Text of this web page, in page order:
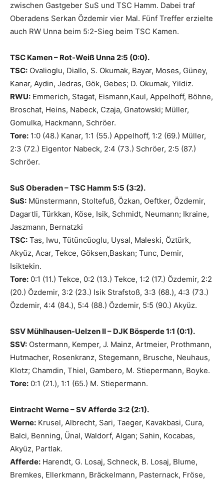
zwischen Gastgeber SuS und TSC Hamm. Dabei traf
Oberadens Serkan Özdemir vier Mal. Fünf Treffer erzielte
auch RW Unna beim 5:2-Sieg beim TSC Kamen.
TSC Kamen – Rot-Weiß Unna 2:5 (0:0).
TSC: Ovalioglu, Diallo, S. Okumak, Bayar, Moses, Güney,
Kanar, Aydin, Jedras, Gök, Gebes; D. Okumak, Yildiz.
RWU: Emmerich, Stagat, Eismann,Kaul, Appelhoff, Böhne,
Broschat, Heins, Nabeck, Czaja, Gnatowski; Müller,
Gomulka, Hackmann, Schröer.
Tore: 1:0 (48.) Kanar, 1:1 (55.) Appelhoff, 1:2 (69.) Müller,
2:3 (72.) Eigentor Nabeck, 2:4 (73.) Schröer, 2:5 (87.)
Schröer.
SuS Oberaden – TSC Hamm 5:5 (3:2).
SuS: Münstermann, Stoltefuß, Özkan, Oeftker, Özdemir,
Dagartli, Türkkan, Köse, Isik, Schmidt, Neumann; Ikraine,
Jaszmann, Bernatzki
TSC: Tas, Iwu, Tütüncüoglu, Uysal, Maleski, Öztürk,
Akyüz, Acar, Tekce, Göksen,Baskan; Tunc, Demir,
Isiktekin.
Tore: 0:1 (11.) Tekce, 0:2 (13.) Tekce, 1:2 (17.) Özdemir, 2:2
(20.) Özdemir, 3:2 (23.) Isik Strafstoß, 3:3 (68.), 4:3 (73.)
Özdemir, 4:4 (84.), 5:4 (88.) Özdemir, 5:5 (90.) Akyüz.
SSV Mühlhausen-Uelzen II – DJK Bösperde 1:1 (0:1).
SSV: Ostermann, Kemper, J. Mainz, Artmeier, Prothmann,
Hutmacher, Rosenkranz, Stegemann, Brusche, Neuhaus,
Klotz; Chamdin, Thiel, Gambero, M. Stiepermann, Boyke.
Tore: 0:1 (21.), 1:1 (65.) M. Stiepermann.
Eintracht Werne – SV Afferde 3:2 (2:1).
Werne: Krusel, Albrecht, Sari, Taeger, Kavakbasi, Cura,
Balci, Benning, Ünal, Waldorf, Algan; Sahin, Kocabas,
Akyüz, Partlak.
Afferde: Harendt, G. Losaj, Schneck, B. Losaj, Blume,
Bremkes, Ellerkmann, Bräckelmann, Pasternack, Fröse,